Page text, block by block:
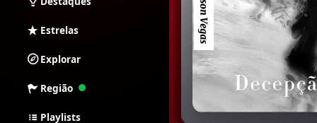
Estrelas
Explorar
Região
Playlists